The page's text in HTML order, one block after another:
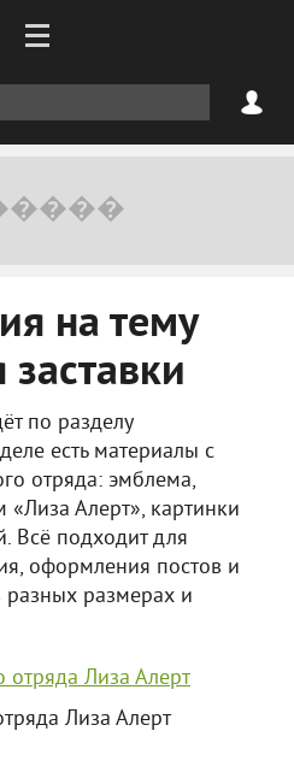
на тему
по разделу
есть материалы с
отряда: эмблема,
Алерт», картинки
Всё подходит для
оформления постов и
размерах и
Лиза Алерт